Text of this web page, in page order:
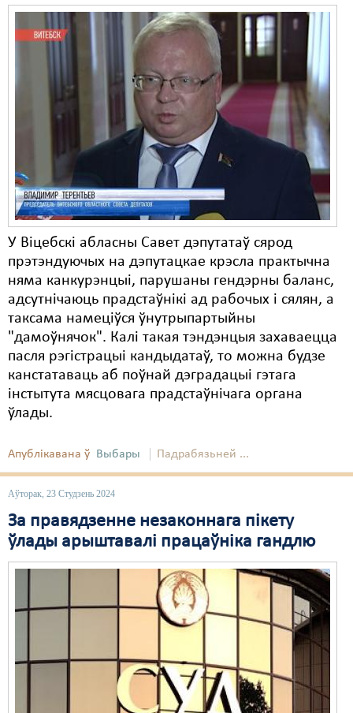
У Віцебскі абласны Савет дэпутатаў сярод
прэтэндуючых на дэпутацкае крэсла практычна
няма канкурэнцыі, парушаны гендэрны баланс,
адсутнічаюць прадстаўнікі ад рабочых і сялян, а
таксама намеціўся ўнутрыпартыйны
"дамоўнячок". Калі такая тэндэнцыя захаваецца
пасля рэгістрацыі кандыдатаў, то можна будзе
канстатаваць аб поўнай дэградацыі гэтага
інстытута мясцовага прадстаўнічага органа
ўлады.
Апублікавана ў Выбары Падрабязьней ...
Аўторак, 23 Студзень 2024
За правядзенне незаконнага пікету
ўлады арыштавалі працаўніка гандлю